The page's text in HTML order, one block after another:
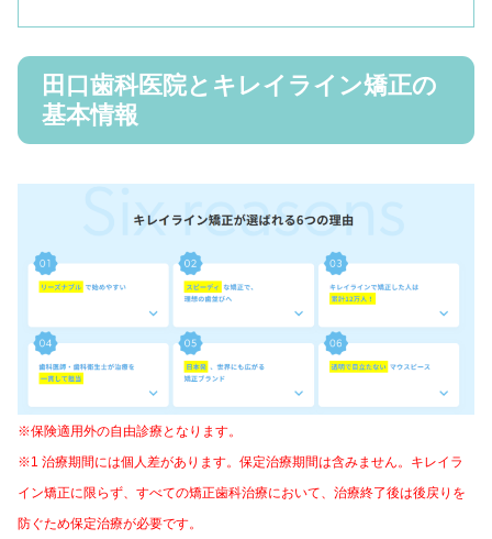
田口歯科医院とキレイライン矯正の
基本情報
※保険適用外の自由診療となります。
※1 治療期間には個人差があります。保定治療期間は含みません。キレイラ
イン矯正に限らず、すべての矯正歯科治療において、治療終了後は後戻りを
防ぐため保定治療が必要です。